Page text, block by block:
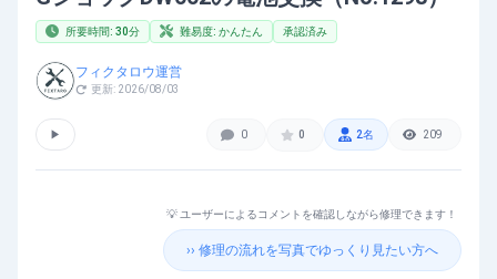
所要時間: 30分 難易度: かんたん 承認済み
フィクタロウ運営
更新: 2026/08/03
▶ 0 0 2名 209
💡 ユーザーによるコメントを確認しながら修理できます！
›› 修理の流れを写真でゆっくり見たい方へ